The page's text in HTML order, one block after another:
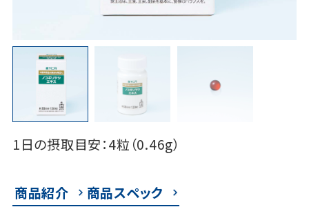
1日の摂取目安：4粒（0.46g）
商品紹介 商品スペック